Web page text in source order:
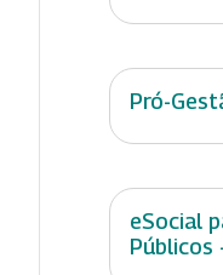
Pró-
eSocial
Públicos